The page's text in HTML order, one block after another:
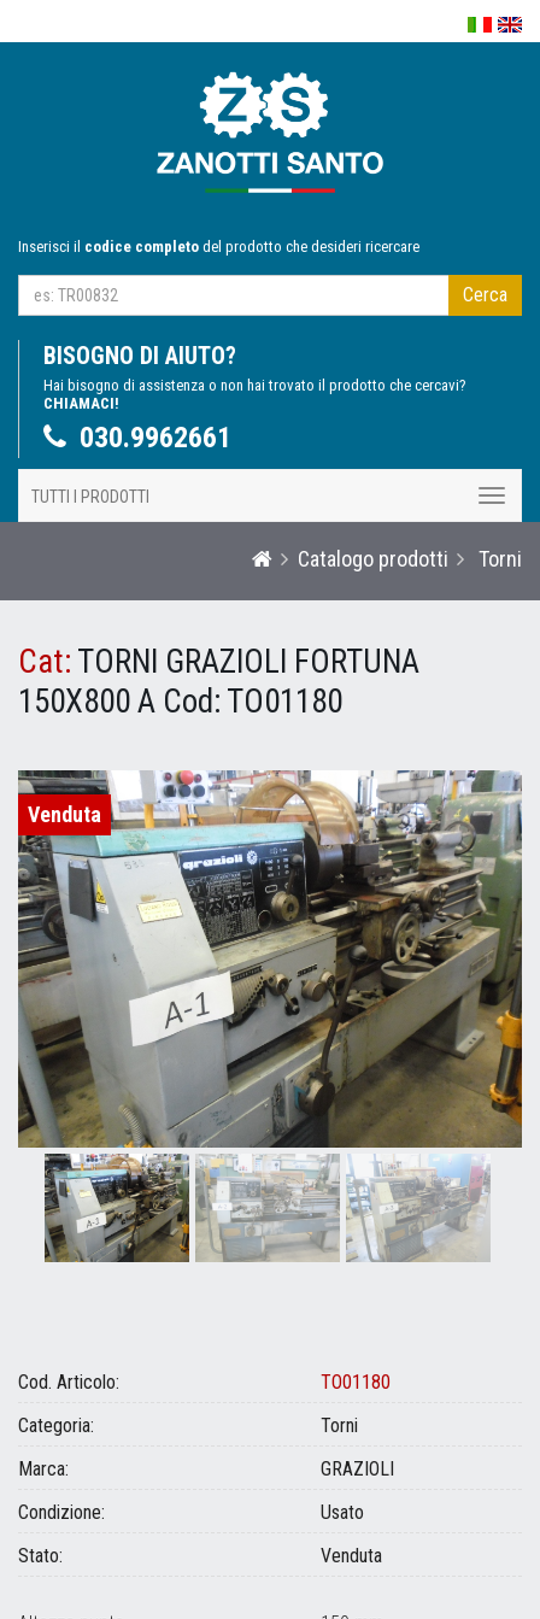
Inserisci il codice completo del prodotto che desideri ricercare
Cerca
BISOGNO DI AIUTO?
Hai bisogno di assistenza o non hai trovato il prodotto che cercavi?
CHIAMACI!
030.9962661
TUTTI I PRODOTTI
Catalogo prodotti Torni
Cat: TORNI GRAZIOLI FORTUNA
150X800 A Cod: TO01180
Venduta
Cod. Articolo:
TO01180
Categoria:
Torni
Marca:
GRAZIOLI
Condizione:
Usato
Stato:
Venduta